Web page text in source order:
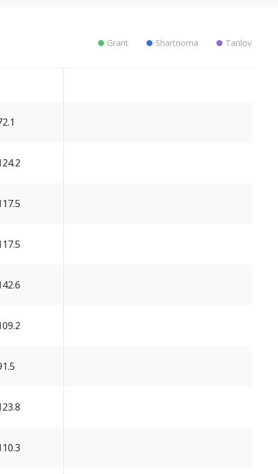
Grant Shartnoma Tanlov